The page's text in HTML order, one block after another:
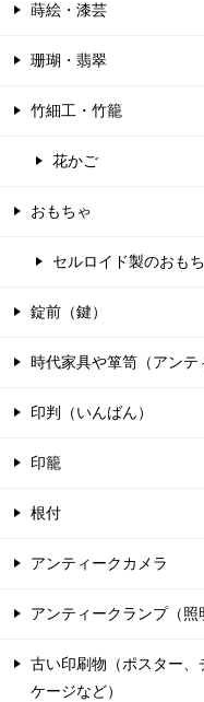
蒔絵・漆芸
珊瑚・翡翠
竹細工・竹籠
花かご
おもちゃ
セルロイド製のおも
錠前（鍵）
時代家具や箪笥（アンテ
印判（いんばん）
印籠
根付
アンティークカメラ
アンティークランプ（照
古い印刷物（ポスター
ケージなど）